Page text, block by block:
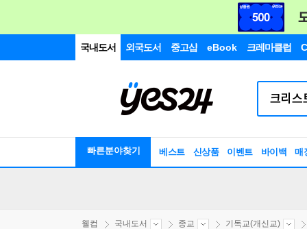
국내도서 외국도서 중고샵 eBook 크레마클럽
빠른분야찾기 베스트 신상품 이벤트 바이백 매
웰컴 국내도서 종교 기독교(개신교)